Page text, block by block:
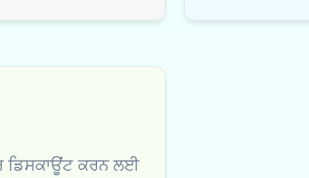
ਕਰਨ ਲਈ